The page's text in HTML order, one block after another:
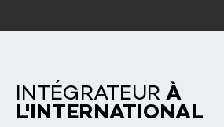
INTÉGRATEUR À
L'INTERNATIONAL